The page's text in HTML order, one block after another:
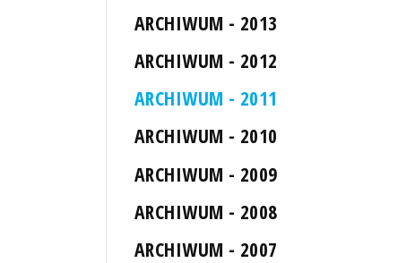
ARCHIWUM - 2013
ARCHIWUM - 2012
ARCHIWUM - 2011
ARCHIWUM - 2010
ARCHIWUM - 2009
ARCHIWUM - 2008
ARCHIWUM - 2007